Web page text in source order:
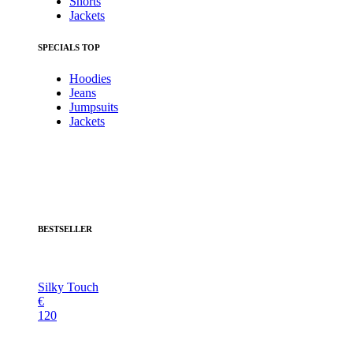
Jackets
SPECIALS TOP
Hoodies
Jeans
Jumpsuits
Jackets
BESTSELLER
Silky Touch
€
120